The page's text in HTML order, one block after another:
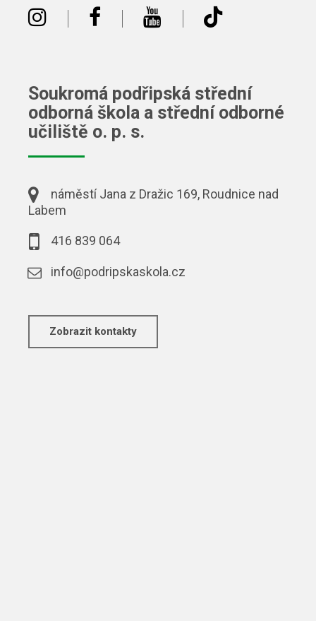
| | |
Soukromá podřipská střední
odborná škola a střední odborné
učiliště o. p. s.
náměstí Jana z Dražic 169, Roudnice nad
Labem
416 839 064
info@podripskaskola.cz
Zobrazit kontakty